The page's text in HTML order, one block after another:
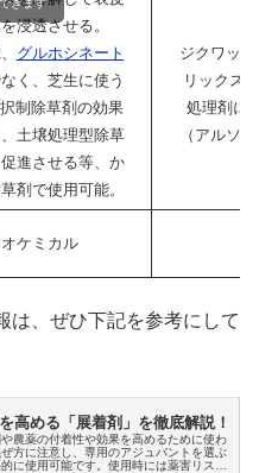
浸透させる。
グルホシネート
く、芝生に使う
制除草剤の効果
土壌処理型除草
進させる等、か
剤で使用可能。
ジクワッ
リックス
処理剤に
（アルソ
ケミカル
は、ぜひ下記を参考にして
高める「展着剤」を徹底解説！
農薬の付着性や効果を高めるために使わ
方に注意し、専用のアジュバントを選ぶ
に使用可能です。使用時には薬害リスク